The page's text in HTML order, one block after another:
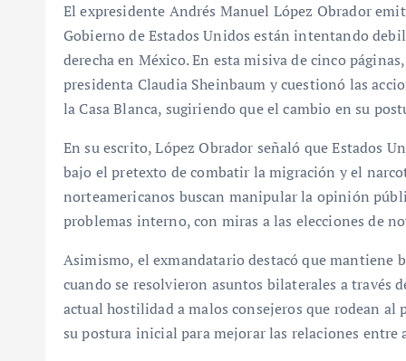
El expresidente Andrés Manuel López Obrador
Gobierno de Estados Unidos están intentando
derecha en México. En esta misiva de cinco
presidenta Claudia Sheinbaum y cuestionó las
la Casa Blanca, sugiriendo que el cambio en su
En su escrito, López Obrador señaló que Estados
bajo el pretexto de combatir la migración y el
norteamericanos buscan manipular la opinión
problemas interno, con miras a las elecciones de
Asimismo, el exmandatario destacó que mantiene
cuando se resolvieron asuntos bilaterales a
actual hostilidad a malos consejeros que rodean
su postura inicial para mejorar las relaciones entre